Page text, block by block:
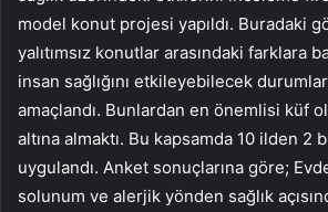
model konut projesi yapıldı. Buradaki
yalıtımsız konutlar arasındaki farklara
insan sağlığını etkileyebilecek
amaçlandı. Bunlardan en önemlisi küf
altına almaktı. Bu kapsamda 10 ilden 2
uygulandı. Anket sonuçlarına göre;
solunum ve alerjik yönden sağlık